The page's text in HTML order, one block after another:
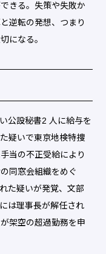
きる。失策や失敗か
逆転の発想、つまり
になる。
公設秘書2 人に給与を
疑いで東京地検特捜
当の不正受給により
同窓会組織をめぐ
た疑いが発覚、文部
は理事長が解任され
架空の超過勤務を申